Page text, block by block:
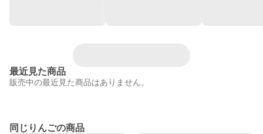
最近見た商品
販売中の最近見た商品はありません。
同じりんごの商品